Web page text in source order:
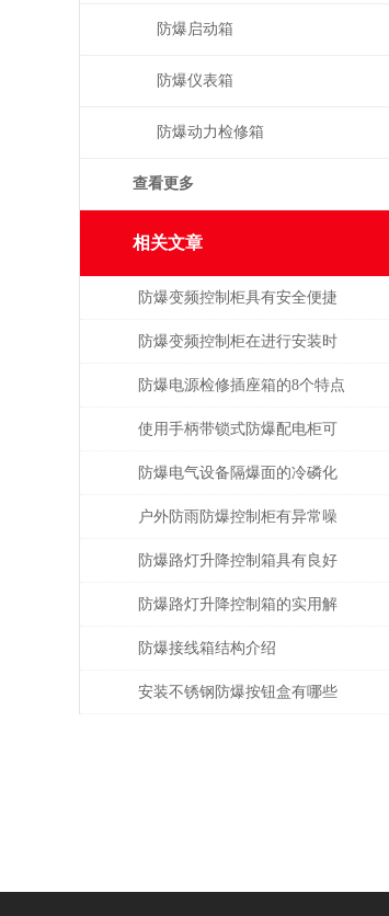
防爆启动箱
防爆仪表箱
防爆动力检修箱
查看更多
相关文章
防爆变频控制柜具有安全便捷
的优点
防爆变频控制柜在进行安装时
需格外注意以下几点
防爆电源检修插座箱的8个特点
介绍
使用手柄带锁式防爆配电柜可
保障安全，提高效率
防爆电气设备隔爆面的冷磷化
处理
户外防雨防爆控制柜有异常噪
音，应该怎么处理？
防爆路灯升降控制箱具有良好
的防水防尘性能
防爆路灯升降控制箱的实用解
析
防爆接线箱结构介绍
安装不锈钢防爆按钮盒有哪些